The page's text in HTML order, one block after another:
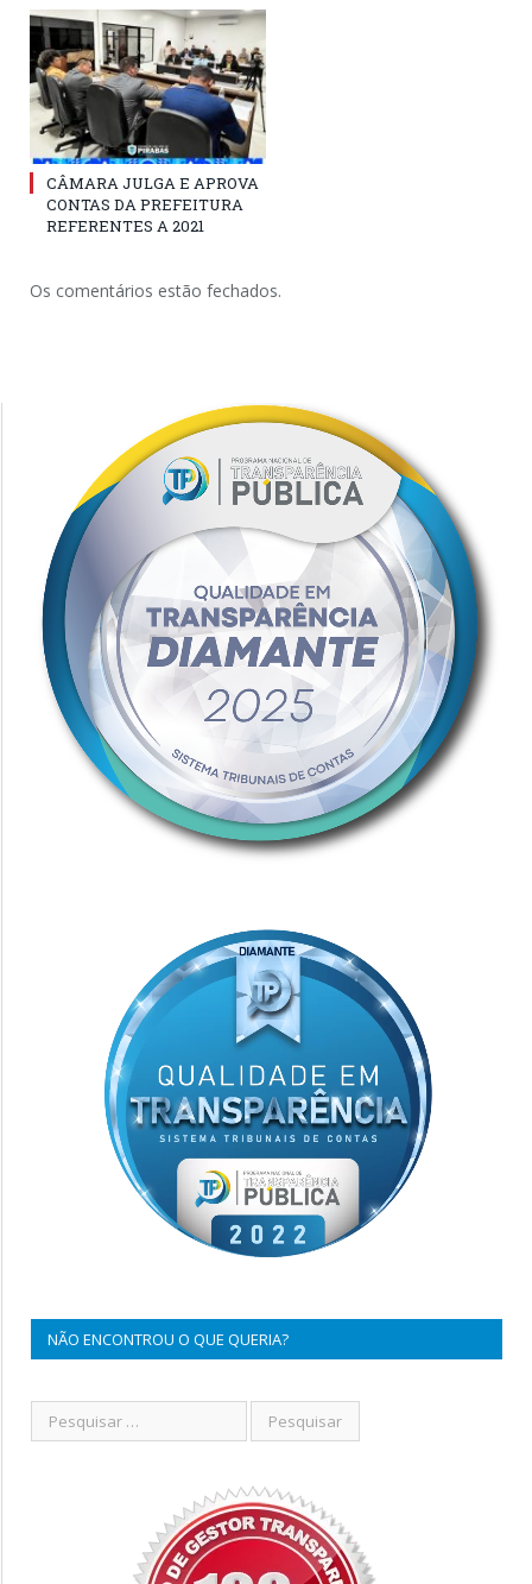
CÂMARA JULGA E APROVA
CONTAS DA PREFEITURA
REFERENTES A 2021
Os comentários estão fechados.
NÃO ENCONTROU O QUE QUERIA?